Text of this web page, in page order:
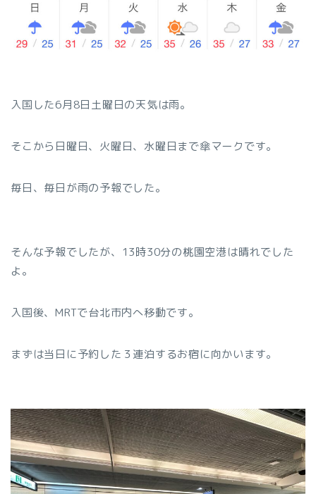
入国した6月8日土曜日の天気は雨。
そこから日曜日、火曜日、水曜日まで傘マークです。
毎日、毎日が雨の予報でした。
そんな予報でしたが、13時30分の桃園空港は晴れでした
よ。
入国後、MRTで台北市内へ移動です。
まずは当日に予約した３連泊するお宿に向かいます。